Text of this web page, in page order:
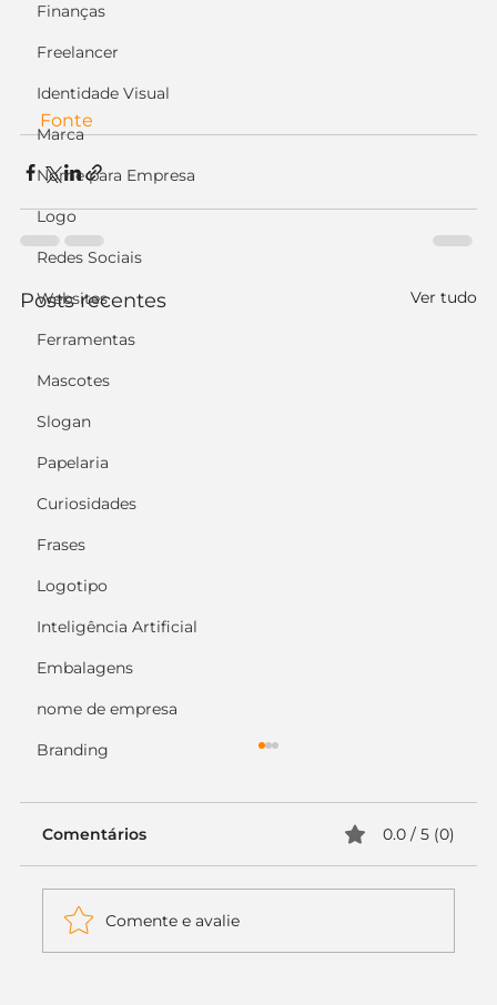
Finanças
Freelancer
Identidade Visual
Marca
Nome para Empresa
Logo
Redes Sociais
Websites
Ferramentas
Mascotes
Slogan
Papelaria
Curiosidades
Frases
Logotipo
Inteligência Artificial
Embalagens
nome de empresa
Branding
Fonte
Posts recentes Ver tudo
Comentários 0.0 / 5 (0)
Comente e avalie